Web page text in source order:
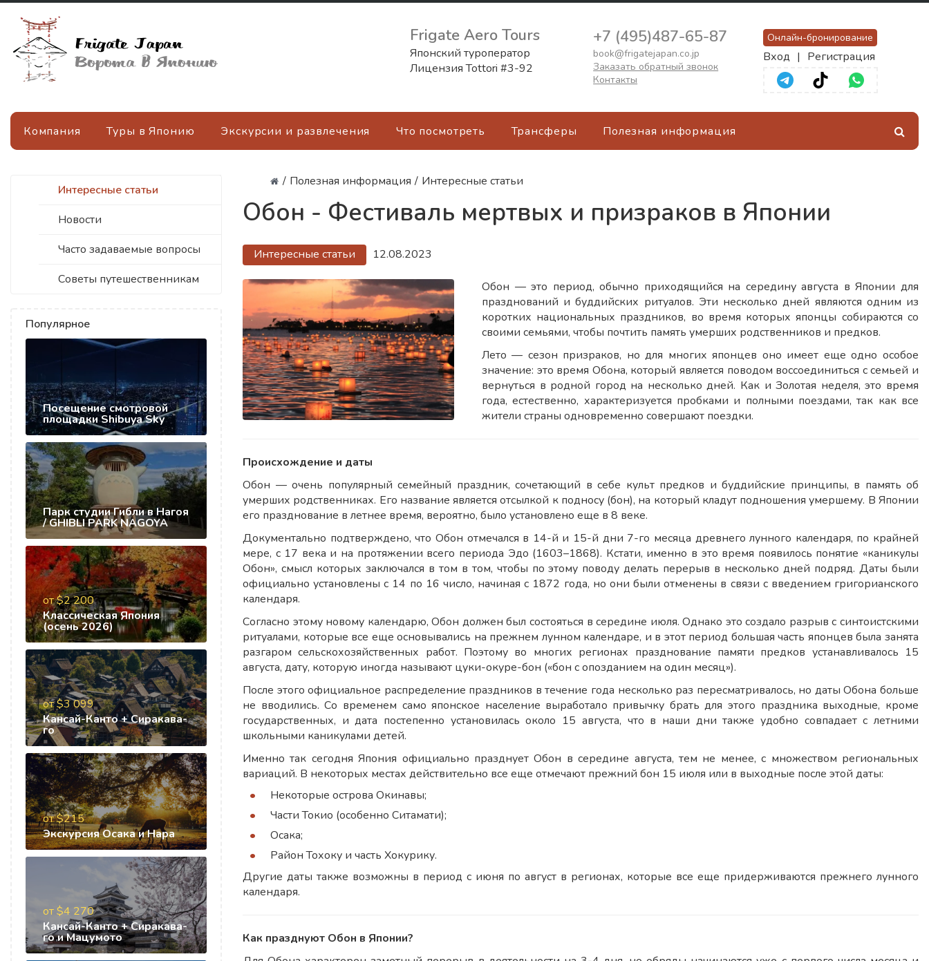
Frigate Aero Tours
Японский туроператор
Лицензия Tottori #3-92
+7 (495)487-65-87
book@frigatejapan.co.jp
Заказать обратный звонок
Контакты
Онлайн-бронирование
Вход | Регистрация
Компания Туры в Японию Экскурсии и развлечения Что посмотреть Трансферы Полезная информация
/ Полезная информация / Интересные статьи
Обон - Фестиваль мертвых и призраков в Японии
Интересные статьи
Новости
Часто задаваемые вопросы
Советы путешественникам
Популярное
Посещение смотровой
площадки Shibuya Sky
Парк студии Гибли в Нагоя
/ GHIBLI PARK NAGOYA
от $2 200
Классическая Япония
(осень 2026)
от $3 099
Кансай-Канто + Сиракава-
го
от $215
Экскурсия Осака и Нара
от $4 270
Кансай-Канто + Сиракава-
го и Мацумото
Интересные статьи 12.08.2023
Обон — это период, обычно приходящийся на середину августа в Японии для
празднований и буддийских ритуалов. Эти несколько дней являются одним из
коротких национальных праздников, во время которых японцы собираются со
своими семьями, чтобы почтить память умерших родственников и предков.
Лето — сезон призраков, но для многих японцев оно имеет еще одно особое
значение: это время Обона, который является поводом воссоединиться с семьей и
вернуться в родной город на несколько дней. Как и Золотая неделя, это время
года, естественно, характеризуется пробками и полными поездами, так как все
жители страны одновременно совершают поездки.
Происхождение и даты
Обон — очень популярный семейный праздник, сочетающий в себе культ предков и буддийские принципы, в память об
умерших родственниках. Его название является отсылкой к подносу (бон), на который кладут подношения умершему. В Японии
его празднование в летнее время, вероятно, было установлено еще в 8 веке.
Документально подтверждено, что Обон отмечался в 14-й и 15-й дни 7-го месяца древнего лунного календаря, по крайней
мере, с 17 века и на протяжении всего периода Эдо (1603–1868). Кстати, именно в это время появилось понятие «каникулы
Обон», смысл которых заключался в том в том, чтобы по этому поводу делать перерыв в несколько дней подряд. Даты были
официально установлены с 14 по 16 число, начиная с 1872 года, но они были отменены в связи с введением григорианского
календаря.
Согласно этому новому календарю, Обон должен был состояться в середине июля. Однако это создало разрыв с синтоистскими
ритуалами, которые все еще основывались на прежнем лунном календаре, и в этот период большая часть японцев была занята
разгаром сельскохозяйственных работ. Поэтому во многих регионах празднование памяти предков устанавливалось 15
августа, дату, которую иногда называют цуки-окуре-бон («бон с опозданием на один месяц»).
После этого официальное распределение праздников в течение года несколько раз пересматривалось, но даты Обона больше
не вводились. Со временем само японское население выработало привычку брать для этого праздника выходные, кроме
государственных, и дата постепенно установилась около 15 августа, что в наши дни также удобно совпадает с летними
школьными каникулами детей.
Именно так сегодня Япония официально празднует Обон в середине августа, тем не менее, с множеством региональных
вариаций. В некоторых местах действительно все еще отмечают прежний бон 15 июля или в выходные после этой даты:
Некоторые острова Окинавы;
Части Токио (особенно Ситамати);
Осака;
Район Тохоку и часть Хокурику.
Другие даты также возможны в период с июня по август в регионах, которые все еще придерживаются прежнего лунного
календаря.
Как празднуют Обон в Японии?